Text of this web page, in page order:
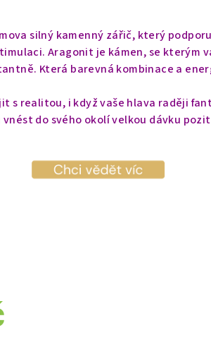
silný kamenný zářič, který
Aragonit je kámen, se kterým
Která barevná kombinace a
s realitou, i když vaše hlava raději
do svého okolí velkou dávku